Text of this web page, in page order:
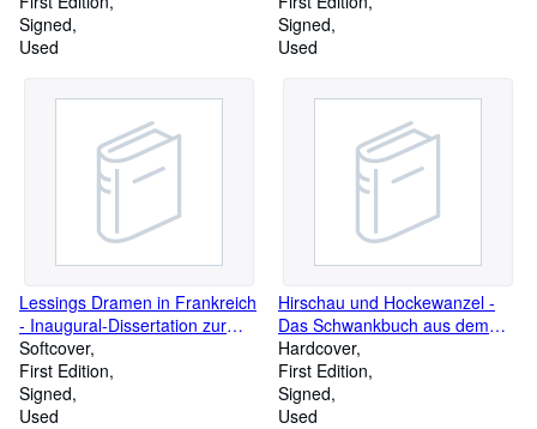
Signed
Used
die Mitglieder der Gesellschfat
für Romantik, e.V. " und die
eigenhändig beziffert und mit
seinem Namenszug versehen)
Signed
Used
Lessings Dramen in Frankreich
- Inaugural-Dissertation zur
Erlangung der Doktorwürde bei
der hohen philosophischen
Fakultät der Ruprecht-Karls-
Universität Heidelbert
Softcover
First Edition
Signed
Used
Hirschau und Hockewanzel -
Das Schwankbuch aus dem
Sudetenland
Hardcover
First Edition
Signed
Used